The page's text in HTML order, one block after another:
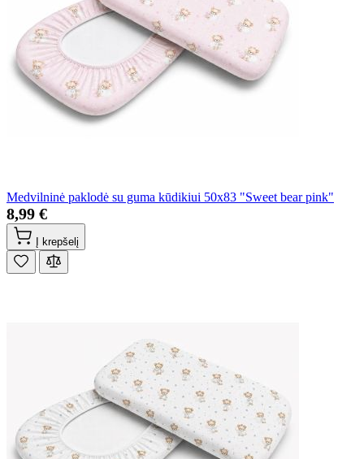
Medvilninė paklodė su guma kūdikiui 50x83 "Sweet bear pink"
8,99 €
Į krepšelį